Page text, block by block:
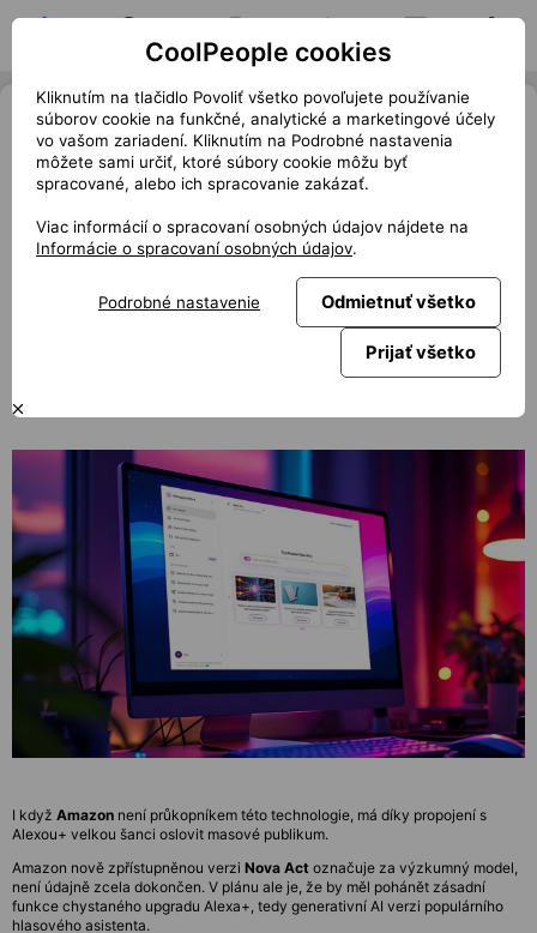
Hľadať pozíciu Moja pozícia Notifikácie
Amazon vrací úder! Nová AI Nova
Act má rozdrtit OpenAI – dokáže to?
Amazon posouvá hranice umělé inteligence zase o kus dál.
Představují Nova Act, univerzálního AI agenta, který
dokáže ovládat webový prohlížeč a automatizovat běžné
úkoly. Spolu s ním přichází také sada nástrojů Nova Act
SDK, která umožňuje vývojářům vytvářet vlastní AI
I když Amazon není průkopníkem této technologie, má díky propojení s
Alexou+ velkou šanci oslovit masové publikum.
Amazon nově zpřístupněnou verzi Nova Act označuje za výzkumný model,
není údajně zcela dokončen. V plánu ale je, že by měl pohánět zásadní
funkce chystaného upgradu Alexa+, tedy generativní AI verzi populárního
hlasového asistenta.
CoolPeople cookies
Kliknutím na tlačidlo Povoliť všetko povoľujete používanie
súborov cookie na funkčné, analytické a marketingové účely
vo vašom zariadení. Kliknutím na Podrobné nastavenia
môžete sami určiť, ktoré súbory cookie môžu byť
spracované, alebo ich spracovanie zakázať.
Viac informácií o spracovaní osobných údajov nájdete na
Informácie o spracovaní osobných údajov.
Podrobné nastavenie Odmietnuť všetko
Prijať všetko